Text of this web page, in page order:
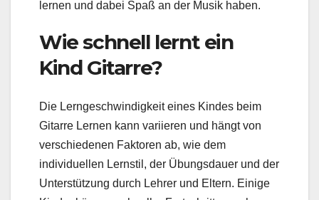
lernen und dabei Spaß an der Musik haben.
Wie schnell lernt ein
Kind Gitarre?
Die Lerngeschwindigkeit eines Kindes beim
Gitarre Lernen kann variieren und hängt von
verschiedenen Faktoren ab, wie dem
individuellen Lernstil, der Übungsdauer und der
Unterstützung durch Lehrer und Eltern. Einige